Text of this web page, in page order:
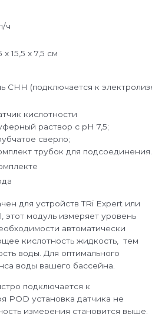
ч
x 15,5 x 7,5 см
СНН (подключается к
кислотности
раствор с рН 7,5;
сверло;
трубок для
для устройств TRi Expert или
этот модуль измеряет уровень
автоматически
кислотность жидкость, тем
воды. Для оптимального
воды вашего бассейна.
подключается к
POD установка датчика не
измерения становится выше.